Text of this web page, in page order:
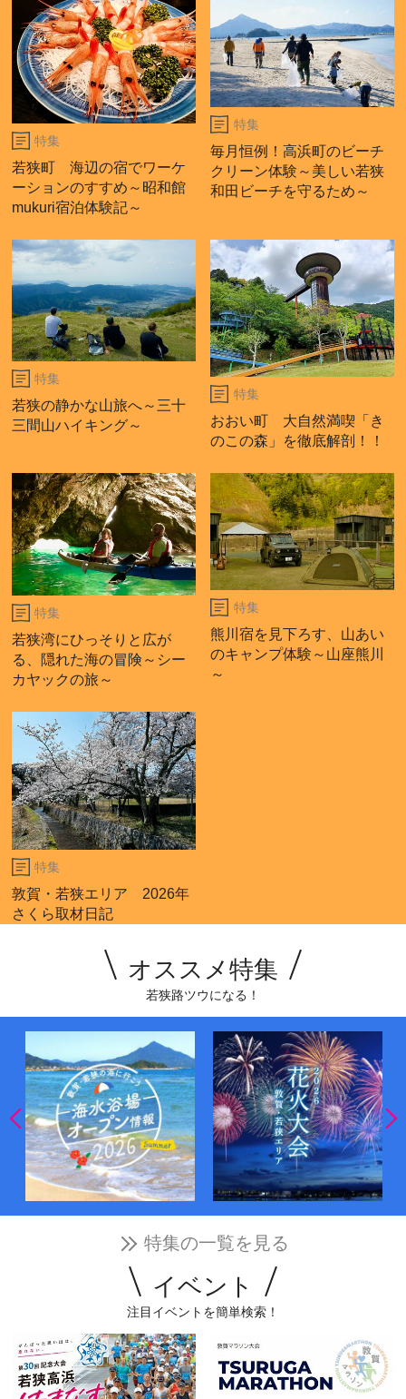
特集
若狭町 海辺の宿でワーケ
ーションのすすめ～昭和館
mukuri宿泊体験記～
特集
毎月恒例！高浜町のビーチ
クリーン体験～美しい若狭
和田ビーチを守るため～
特集
若狭の静かな山旅へ～三十
三間山ハイキング～
特集
おおい町 大自然満喫「き
のこの森」を徹底解剖！！
特集
若狭湾にひっそりと広が
る、隠れた海の冒険～シー
カヤックの旅～
特集
熊川宿を見下ろす、山あい
のキャンプ体験～山座熊川
～
特集
敦賀・若狭エリア 2026年
さくら取材日記
オススメ特集
若狭路ツウになる！
特集の一覧を見る
イベント
注目イベントを簡単検索！